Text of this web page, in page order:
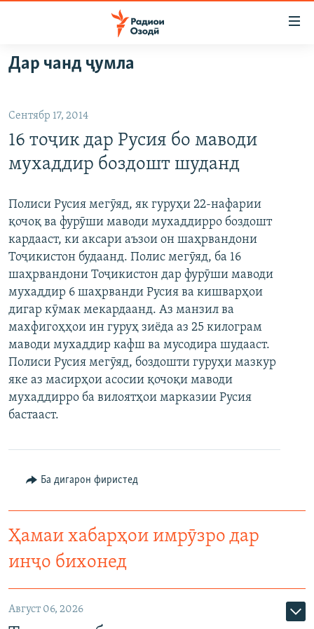
Ҷаҳиш
ба
аслӣ
ба
феҳристи
аслӣ
Ҷаҳиш
ҷустор
ГӮШАҲО
ҚАЗИЯИ "КРОКУС"
ОСИЁИ МАРКАЗӢ
ФАРҲАНГ
МЕҲМОНИ ОЗОДӢ
ВАРЗИШ
РӮЗГОРИ МУҲОҶИР
САЛОМ, ХОҲАР
ТАҲҚИҚОТ
ҶАНГ ДАР УКРАИНА
НАЗАРИ МАРДУМ
БЛОГИСТОН
ОЗОДӢ ОНЛАЙН
ЧАНДРАСОНАӢ
ВИДЕО
НИГОРИСТОН
ГУЗОРИШҲОИ РАДИОӢ
РӮЙХАТҲО
КИТОБҲОИ ОЗОДӢ
Русский
ПАЙГИРӢ КУНЕД
Ҳамаи сомонаҳои RFE/RL
Дар чанд ҷумла
Сентябр 17, 2014
16 тоҷик дар Русия бо маводи
мухаддир боздошт шуданд
Полиси Русия мегӯяд, як гуруҳи 22-нафарии
қочоқ ва фурӯши маводи мухаддирро боздошт
кардааст, ки аксари аъзои он шаҳрвандони
Тоҷикистон будаанд. Полис мегӯяд, ба 16
шаҳрвандони Тоҷикистон дар фурӯши маводи
мухаддир 6 шаҳрванди Русия ва кишварҳои
дигар кӯмак мекардаанд. Аз манзил ва
махфигоҳҳои ин гуруҳ зиёда аз 25 килограм
маводи мухаддир кафш ва мусодира шудааст.
Полиси Русия мегӯяд, боздошти гуруҳи мазкур
яке аз масирҳои асосии қочоқи маводи
мухаддирро ба вилоятҳои марказии Русия
бастааст.
Ба дигарон фиристед
Ҳамаи хабарҳои имрӯзро дар
инҷо бихонед
Август 06, 2026